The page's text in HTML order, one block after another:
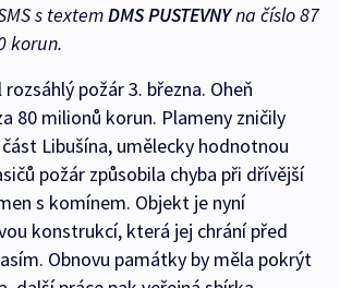
s textemDMS PUSTEVNYna číslo 87
korun.
požár 3. března. Oheň
80 milionů korun. Plameny zničily
Libušína, umělecky hodnotnou
požár způsobila chyba při dřívější
s komínem. Objekt je nyní
konstrukcí, která jej chrání před
Obnovu památky by měla pokrýt